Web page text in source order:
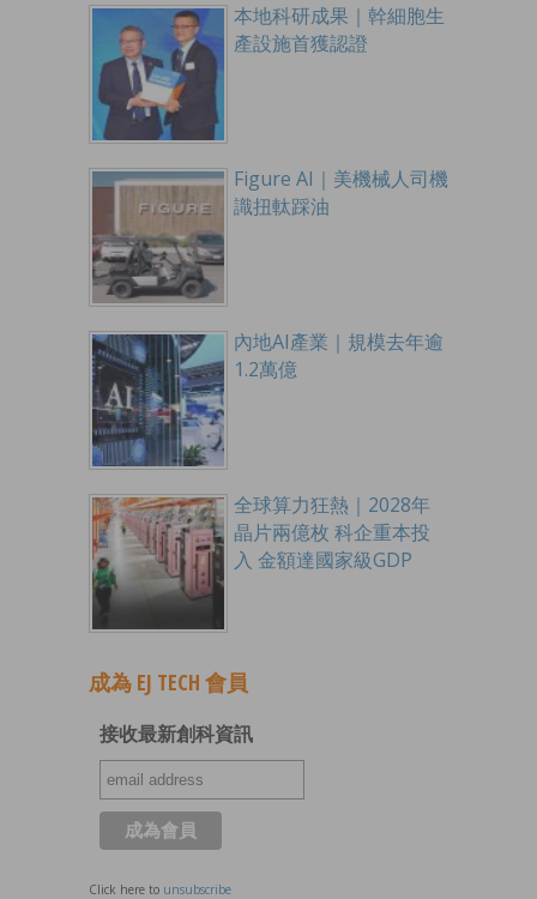
本地科研成果｜幹細胞生
產設施首獲認證
Figure AI｜美機械人司機
識扭軚踩油
內地AI產業｜規模去年逾
1.2萬億
全球算力狂熱｜2028年
晶片兩億枚 科企重本投
入 金額達國家級GDP
成為 EJ TECH 會員
接收最新創科資訊
Click here to unsubscribe